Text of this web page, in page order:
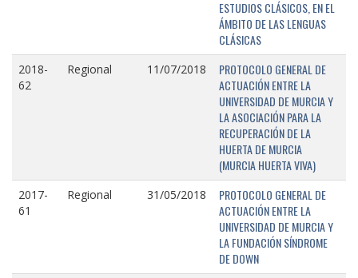
ESTUDIOS CLÁSICOS, EN EL
ÁMBITO DE LAS LENGUAS
CLÁSICAS
2018-
62
Regional 11/07/2018
PROTOCOLO GENERAL DE
ACTUACIÓN ENTRE LA
UNIVERSIDAD DE MURCIA Y
LA ASOCIACIÓN PARA LA
RECUPERACIÓN DE LA
HUERTA DE MURCIA
(MURCIA HUERTA VIVA)
2017-
61
Regional 31/05/2018
PROTOCOLO GENERAL DE
ACTUACIÓN ENTRE LA
UNIVERSIDAD DE MURCIA Y
LA FUNDACIÓN SÍNDROME
DE DOWN